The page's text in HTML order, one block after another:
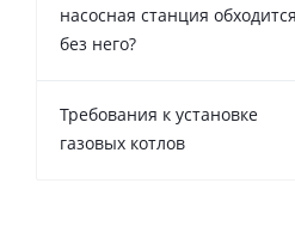
насосная станция обходится
без него?
Требования к установке
газовых котлов